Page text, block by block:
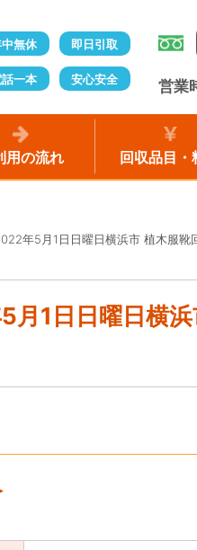
無休 即日引取
話一本 安心安全 営業
用の流れ 回収品目・
年5月1日日曜日横浜市 植木服
月1日日曜日横